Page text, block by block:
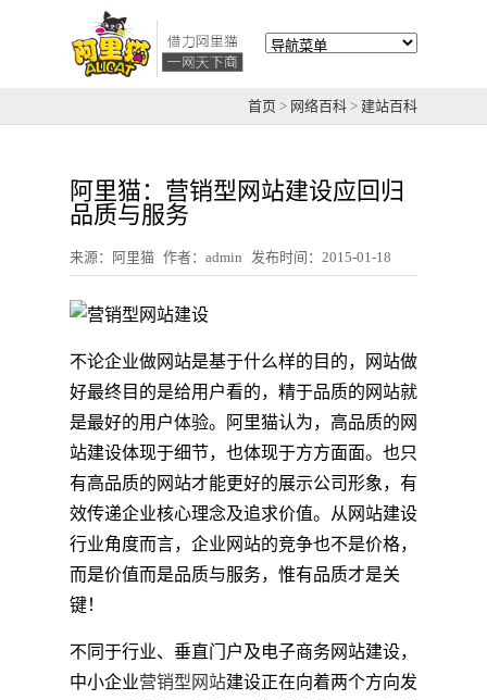
首页 > 网络百科 > 建站百科
阿里猫：营销型网站建设应回归
品质与服务
来源：阿里猫 作者：admin 发布时间：2015-01-18
不论企业做网站是基于什么样的目的，网站做
好最终目的是给用户看的，精于品质的网站就
是最好的用户体验。阿里猫认为，高品质的网
站建设体现于细节，也体现于方方面面。也只
有高品质的网站才能更好的展示公司形象，有
效传递企业核心理念及追求价值。从网站建设
行业角度而言，企业网站的竞争也不是价格，
而是价值而是品质与服务，惟有品质才是关
键！
不同于行业、垂直门户及电子商务网站建设，
中小企业营销型网站建设正在向着两个方向发